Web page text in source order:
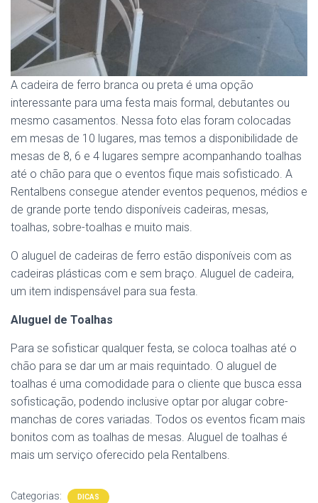
A cadeira de ferro branca ou preta é uma opção
interessante para uma festa mais formal, debutantes ou
mesmo casamentos. Nessa foto elas foram colocadas
em mesas de 10 lugares, mas temos a disponibilidade de
mesas de 8, 6 e 4 lugares sempre acompanhando toalhas
até o chão para que o eventos fique mais sofisticado. A
Rentalbens consegue atender eventos pequenos, médios e
de grande porte tendo disponíveis cadeiras, mesas,
toalhas, sobre-toalhas e muito mais.
O aluguel de cadeiras de ferro estão disponíveis com as
cadeiras plásticas com e sem braço. Aluguel de cadeira,
um item indispensável para sua festa.
Aluguel de Toalhas
Para se sofisticar qualquer festa, se coloca toalhas até o
chão para se dar um ar mais requintado. O aluguel de
toalhas é uma comodidade para o cliente que busca essa
sofisticação, podendo inclusive optar por alugar cobre-
manchas de cores variadas. Todos os eventos ficam mais
bonitos com as toalhas de mesas. Aluguel de toalhas é
mais um serviço oferecido pela Rentalbens.
Categorias: DICAS